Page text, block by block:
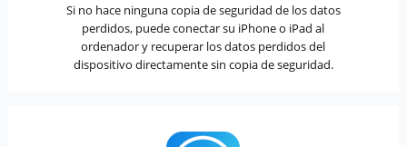
Si no hace ninguna copia de seguridad de los datos
perdidos, puede conectar su iPhone o iPad al
ordenador y recuperar los datos perdidos del
dispositivo directamente sin copia de seguridad.